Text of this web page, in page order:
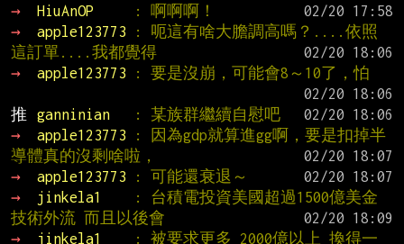
→
HiuAnOP : 啊啊啊！
→
apple123773
: 呃這有啥大膽調高嗎？....依照
這訂單....我都覺得
→
apple123773
: 要是沒崩，可能會8～10了，怕
推
ganninian : 某族群繼續自慰吧
→
apple123773
: 因為gdp就算進gg啊，要是扣掉半
導體真的沒剩啥啦，
→
apple123773 : 可能還衰退～
→
jinkela1
: 台積電投資美國超過1500億美金
技術外流 而且以後會
→
jinkela1
: 被要求更多 2000億以上 換得一